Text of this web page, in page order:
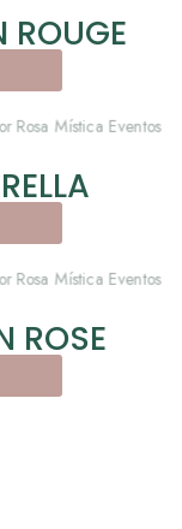
ROUGE
ROSE